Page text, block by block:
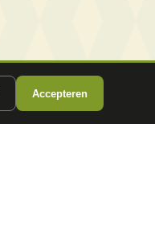
Accepteren